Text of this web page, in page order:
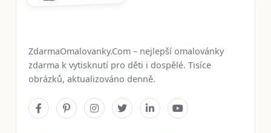
ZdarmaOmalovanky.Com – nejlepší omalovánky
zdarma k vytisknutí pro děti i dospělé. Tisíce
obrázků, aktualizováno denně.